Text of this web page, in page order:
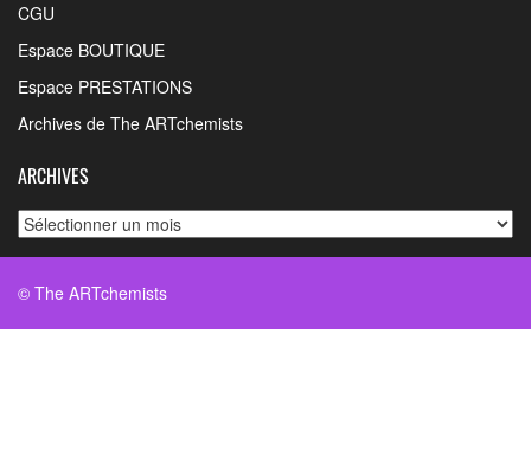
CGU
Espace BOUTIQUE
Espace PRESTATIONS
Archives de The ARTchemists
ARCHIVES
Archives
© The ARTchemists